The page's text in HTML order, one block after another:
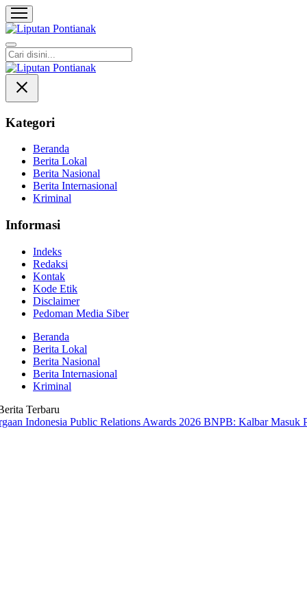
Liputan Pontianak
Berita Terkini dan TerUpdate
Kategori
Beranda
Berita Lokal
Berita Nasional
Berita Internasional
Kriminal
Informasi
Indeks
Redaksi
Kontak
Kode Etik
Disclaimer
Pedoman Media Siber
Beranda
Berita Lokal
Berita Nasional
Berita Internasional
Kriminal
Terbaru
Public Relations Awards 2026 BNPB: Kalbar Masuk Prioritas